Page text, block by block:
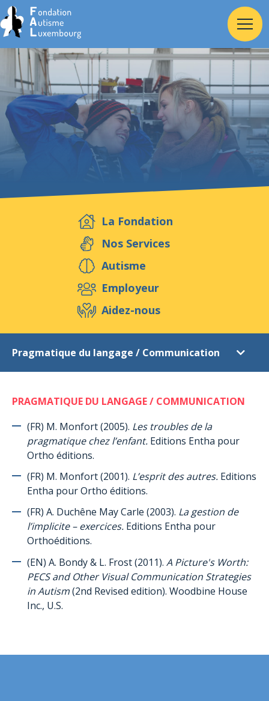
Accueil
Fondation
Services
Employeur
Aidez-nous
Evénements Publications Médias
Ressources & Outils
La Fondation
Nos Services
Autisme
Employeur
Aidez-nous
Pragmatique du langage / Communication
Introduction
Autisme
Le syndrome d’Asperger (en général)
Le programme TEACCH
comportement
Autonomie
Compétences sociales
Pragmatique du langage / Communication
Enseignement
PRAGMATIQUE DU LANGAGE / COMMUNICATION
(FR) M. Monfort (2005). Les troubles de la
pragmatique chez l’enfant. Editions Entha pour
Ortho éditions.
(FR) M. Monfort (2001). L’esprit des autres. Editions
Entha pour Ortho éditions.
(FR) A. Duchêne May Carle (2003). La gestion de
l’implicite – exercices. Editions Entha pour
Orthoéditions.
(EN) A. Bondy & L. Frost (2011). A Picture's Worth:
PECS and Other Visual Communication Strategies
in Autism(2nd Revised edition). Woodbine House
Inc., U.S.